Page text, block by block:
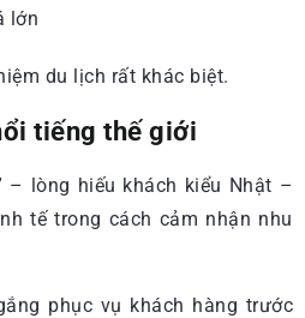
lớn
du lịch rất khác biệt.
tiếng thế giới
– lòng hiếu khách kiểu Nhật –
tế trong cách cảm nhận nhu
phục vụ khách hàng trước